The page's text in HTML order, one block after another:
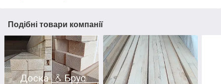
Подібні товари компанії